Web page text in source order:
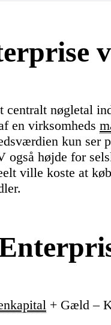
centralt nøgletal
en virksomheds
kun ser
også højde for
ville koste at
+ Gæld –